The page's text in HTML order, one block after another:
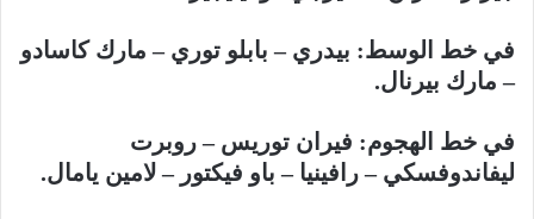
في خط الوسط: بيدري – بابلو توري – مارك كاسادو
– مارك بيرنال.
في خط الهجوم: فيران توريس – روبرت
ليفاندوفسكي – رافينيا – باو فيكتور – لامين يامال.